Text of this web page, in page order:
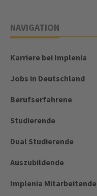
NAVIGATION
Karriere bei Implenia
Jobs in Deutschland
Berufserfahrene
Studierende
Dual Studierende
Auszubildende
Implenia